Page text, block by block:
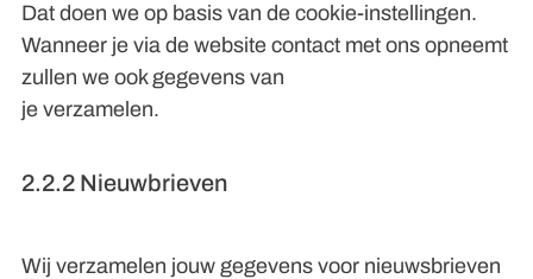
Dat doen we op basis van de cookie-instellingen.
Wanneer je via de website contact met ons opneemt
zullen we ook gegevens van
je verzamelen.
2.2.2 Nieuwbrieven
Wij verzamelen jouw gegevens voor nieuwsbrieven